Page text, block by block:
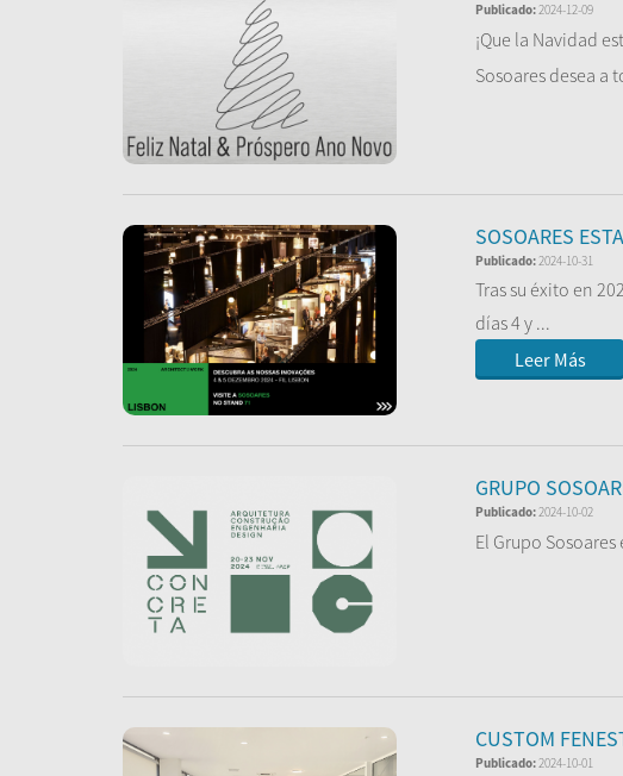
Publicado:2024-12-09
¡Que la Navidad
Sosoares desea a
SOSOARES
Publicado:2024-10-31
Tras su éxito en
días 4 y ...
Leer Más
GRUPO
Publicado:2024-10-02
El Grupo
CUSTOM
Publicado:2024-10-01